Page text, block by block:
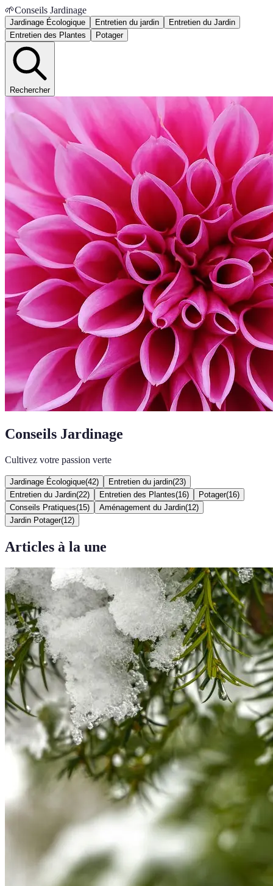
🌱Conseils Jardinage
Jardinage Écologique Entretien du jardin
Entretien du Jardin
Entretien des Plantes
Potager
Rechercher
Conseils Jardinage
Cultivez votre passion verte
Jardinage Écologique(42) Entretien du jardin(23)
Entretien du Jardin(22) Entretien des Plantes(16) Potager(16)
Conseils Pratiques(15) Aménagement du Jardin(12)
Jardin Potager(12)
Articles à la une